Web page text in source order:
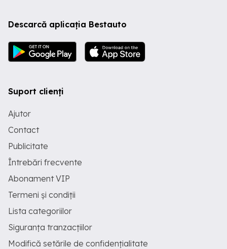
Descarcă aplicația Bestauto
Suport clienți
Ajutor
Contact
Publicitate
Întrebări frecvente
Abonament VIP
Termeni și condiții
Lista categoriilor
Siguranța tranzacțiilor
Modifică setările de confidențialitate